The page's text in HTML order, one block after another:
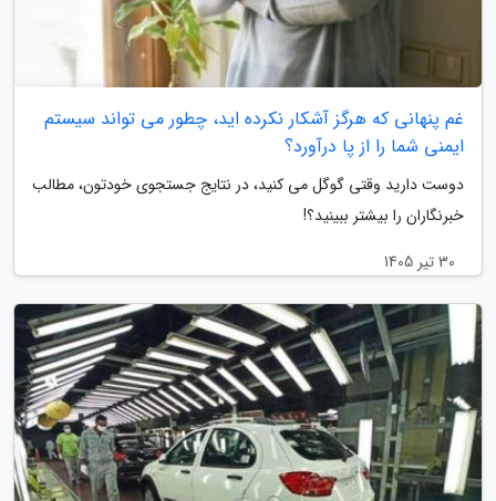
غم پنهانی که هرگز آشکار نکرده اید، چطور می تواند سیستم
ایمنی شما را از پا درآورد؟
دوست دارید وقتی گوگل می کنید، در نتایج جستجوی خودتون، مطالب
خبرنگاران را بیشتر ببینید؟!
30 تیر 1405